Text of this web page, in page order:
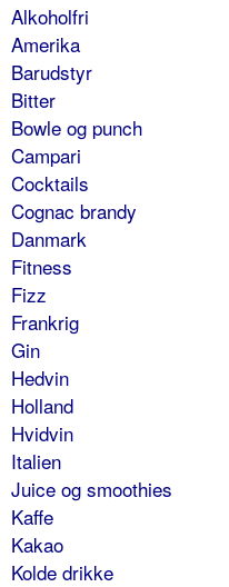
Alkoholfri
Amerika
Barudstyr
Bitter
Bowle og punch
Campari
Cocktails
Cognac brandy
Danmark
Fitness
Fizz
Frankrig
Gin
Hedvin
Holland
Hvidvin
Italien
Juice og smoothies
Kaffe
Kakao
Kolde drikke